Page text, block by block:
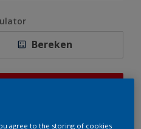
Bereken
aan te vullen.
agree to the storing of cookies